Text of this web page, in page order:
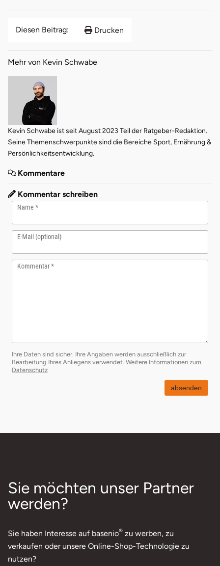
Diesen Beitrag: Drucken
Mehr von Kevin Schwabe
Kevin Schwabe ist seit August 2023 Teil der Ratgeber-Redaktion.
Seine Themenschwerpunkte sind die Bereiche Sport, Ernährung &
Persönlichkeitsentwicklung.
Kommentare
Kommentar schreiben
Name
E-Mail (optional)
Kommentar
Ihre Daten sind sicher. Ihre Angaben werden ausschließlich zur
Bearbeitung Ihres Anliegens verwendet. Weitere Informationen zum
Datenschutzöffnet in neuem Fenster
absenden
Sie möchten unser Partner
werden?
Sie haben Interesse auf basenio® zu werben, zu
verkaufen oder unsere Online-Shop-Technologie zu
nutzen?